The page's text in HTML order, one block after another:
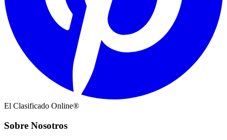
El Clasificado Online®
Sobre Nosotros